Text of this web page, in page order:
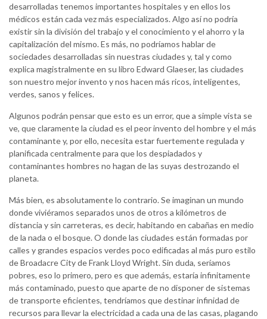
desarrolladas tenemos importantes hospitales y en ellos los
médicos están cada vez más especializados. Algo así no podría
existir sin la división del trabajo y el conocimiento y el ahorro y la
capitalización del mismo. Es más, no podríamos hablar de
sociedades desarrolladas sin nuestras ciudades y, tal y como
explica magistralmente en su libro Edward Glaeser, las ciudades
son nuestro mejor invento y nos hacen más ricos, inteligentes,
verdes, sanos y felices.
Algunos podrán pensar que esto es un error, que a simple vista se
ve, que claramente la ciudad es el peor invento del hombre y el más
contaminante y, por ello, necesita estar fuertemente regulada y
planificada centralmente para que los despiadados y
contaminantes hombres no hagan de las suyas destrozando el
planeta.
Más bien, es absolutamente lo contrario. Se imaginan un mundo
donde viviéramos separados unos de otros a kilómetros de
distancia y sin carreteras, es decir, habitando en cabañas en medio
de la nada o el bosque. O donde las ciudades están formadas por
calles y grandes espacios verdes poco edificadas al más puro estilo
de Broadacre City de Frank Lloyd Wright. Sin duda, seríamos
pobres, eso lo primero, pero es que además, estaría infinitamente
más contaminado, puesto que aparte de no disponer de sistemas
de transporte eficientes, tendríamos que destinar infinidad de
recursos para llevar la electricidad a cada una de las casas, plagando